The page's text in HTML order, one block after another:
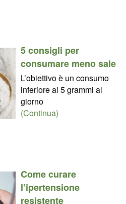
5 consigli per
consumare meno sale
L’obiettivo è un consumo
inferiore ai 5 grammi al
giorno
(Continua)
Come curare
l’ipertensione
resistente